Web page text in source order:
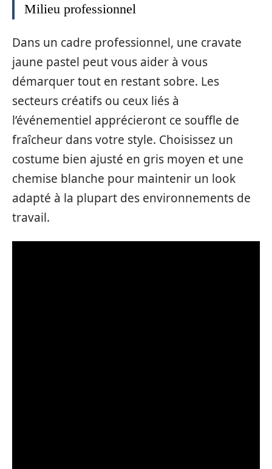
Milieu professionnel
Dans un cadre professionnel, une cravate
jaune pastel peut vous aider à vous
démarquer tout en restant sobre. Les
secteurs créatifs ou ceux liés à
l’événementiel apprécieront ce souffle de
fraîcheur dans votre style. Choisissez un
costume bien ajusté en gris moyen et une
chemise blanche pour maintenir un look
adapté à la plupart des environnements de
travail.